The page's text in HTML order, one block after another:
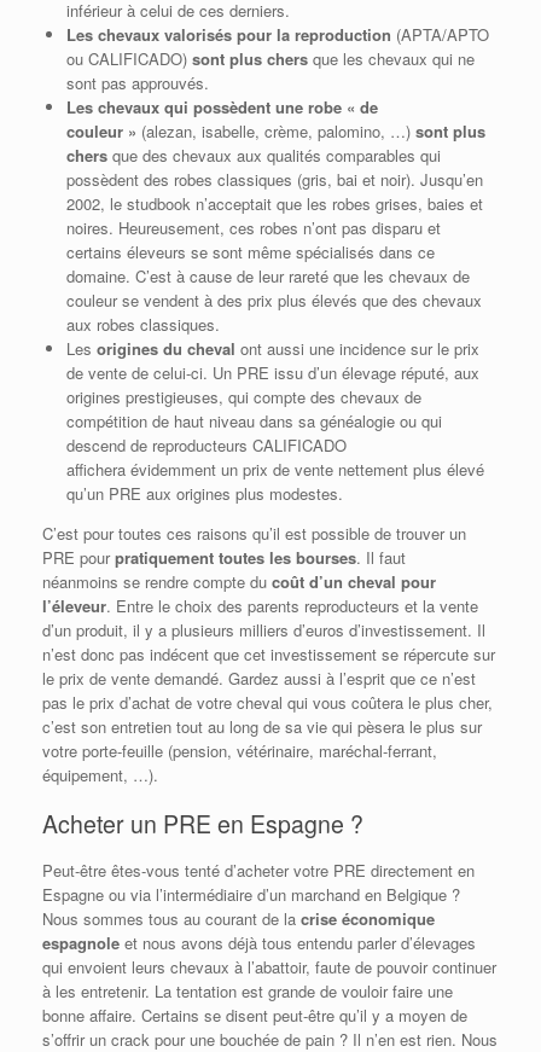
inférieur à celui de ces derniers.
Les chevaux valorisés pour la reproduction (APTA/APTO
ou CALIFICADO) sont plus chersque les chevaux qui ne
sont pas approuvés.
Les chevaux qui possèdent une robe « de
couleur » (alezan, isabelle, crème, palomino, …)sont plus
chersque des chevaux aux qualités comparables qui
possèdent des robes classiques (gris, bai et noir). Jusqu’en
2002, le studbook n’acceptait que les robes grises, baies et
noires. Heureusement, ces robes n’ont pas disparu et
certains éleveurs se sont même spécialisés dans ce
domaine. C’est à cause de leur rareté que les chevaux de
couleur se vendent à des prix plus élevés que des chevaux
aux robes classiques.
Les origines du cheval ont aussi une incidence sur le prix
de vente de celui-ci. Un PRE issu d’un élevage réputé, aux
origines prestigieuses, qui compte des chevaux de
compétition de haut niveau dans sa généalogie ou qui
descend de reproducteurs CALIFICADO
affichera évidemment un prix de vente nettement plus élevé
qu’un PRE aux origines plus modestes.
C’est pour toutes ces raisons qu’il est possible de trouver un
PRE pourpratiquement toutes les bourses. Il faut
néanmoins se rendre compte du coût d’un cheval pour
l’éleveur. Entre le choix des parents reproducteurs et la vente
d’un produit, il y a plusieurs milliers d’euros d’investissement. Il
n’est donc pas indécent que cet investissement se répercute sur
le prix de vente demandé. Gardez aussi à l’esprit que ce n’est
pas le prix d’achat de votre cheval qui vous coûtera le plus cher,
c’est son entretien tout au long de sa vie qui pèsera le plus sur
votre porte-feuille (pension, vétérinaire, maréchal-ferrant,
équipement, …).
Acheter un PRE en Espagne ?
Peut-être êtes-vous tenté d’acheter votre PRE directement en
Espagne ou via l’intermédiaire d’un marchand en Belgique ?
Nous sommes tous au courant de la crise économique
espagnole et nous avons déjà tous entendu parler d’élevages
qui envoient leurs chevaux à l’abattoir, faute de pouvoir continuer
à les entretenir. La tentation est grande de vouloir faire une
bonne affaire. Certains se disent peut-être qu’il y a moyen de
s’offrir un crack pour une bouchée de pain ? Il n’en est rien. Nous